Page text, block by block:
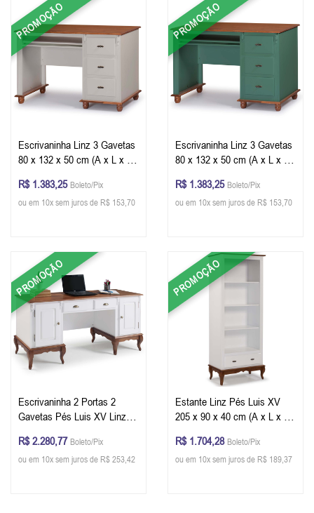
PROMOÇÃO
Escrivaninha Linz 3 Gavetas
80 x 132 x 50 cm (A x L x P)
Glazer
R$ 1.383,25 Boleto/Pix
ou em 10x sem juros de R$ 153,70
PROMOÇÃO
Escrivaninha Linz 3 Gavetas
80 x 132 x 50 cm (A x L x P)
Glazer
R$ 1.383,25 Boleto/Pix
ou em 10x sem juros de R$ 153,70
PROMOÇÃO
Escrivaninha 2 Portas 2
Gavetas Pés Luis XV Linz
x L x P) - Cor Branco -
Imbuia Glazer
R$ 2.280,77 Boleto/Pix
ou em 10x sem juros de R$ 253,42
PROMOÇÃO
Estante Linz Pés Luis XV
205 x 90 x 40 cm (A x L x P)
R$ 1.704,28 Boleto/Pix
ou em 10x sem juros de R$ 189,37